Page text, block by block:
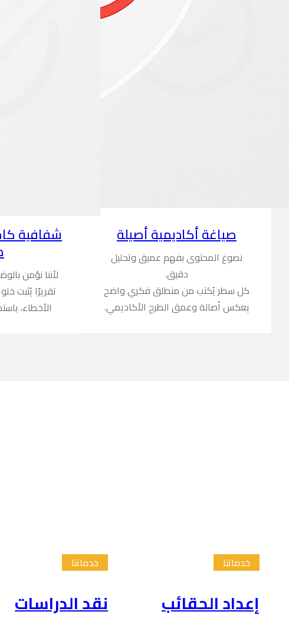
صياغة أكاديمية أصيلة
نصوغ المحتوى بفهم عميق وتحليل
دقيق.
كل سطر يُكتب من منطلق فكري واضح
يعكس أصالة وعمق الطرح الأكاديمي.
شفافية
لأننا نؤمن
تقريرًا يُثبت
الأخطاء،
خدماتنا
إعداد الحقائب
خدماتنا
نقد الدراسات